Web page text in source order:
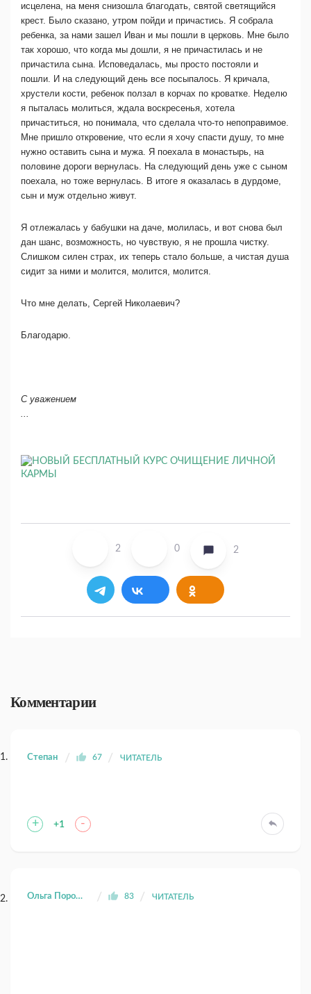
исцелена, на меня снизошла благодать, святой светящийся
крест. Было сказано, утром пойди и причастись. Я собрала
ребенка, за нами зашел Иван и мы пошли в церковь. Мне было
так хорошо, что когда мы дошли, я не причастилась и не
причастила сына. Исповедалась, мы просто постояли и
пошли. И на следующий день все посыпалось. Я кричала,
хрустели кости, ребенок ползал в корчах по кроватке. Неделю
я пыталась молиться, ждала воскресенья, хотела
причаститься, но понимала, что сделала что-то непоправимое.
Мне пришло откровение, что если я хочу спасти душу, то мне
нужно оставить сына и мужа. Я поехала в монастырь, на
половине дороги вернулась. На следующий день уже с сыном
поехала, но тоже вернулась. В итоге я оказалась в дурдоме,
сын и муж отдельно живут.
Я отлежалась у бабушки на даче, молилась, и вот снова был
дан шанс, возможность, но чувствую, я не прошла чистку.
Слишком силен страх, их теперь стало больше, а чистая душа
сидит за ними и молится, молится, молится.
Что мне делать, Сергей Николаевич?
Благодарю.
С уважением
...
2 0 2
Комментарии
Степан 67 ЧИТАТЕЛЬ
+ +1 -
Ольга Порошина 83 ЧИТАТЕЛЬ